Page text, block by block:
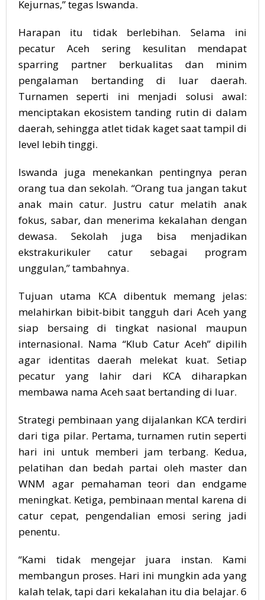
Kejurnas,” tegas Iswanda.
Harapan itu tidak berlebihan. Selama ini
pecatur Aceh sering kesulitan mendapat
sparring partner berkualitas dan minim
pengalaman bertanding di luar daerah.
Turnamen seperti ini menjadi solusi awal:
menciptakan ekosistem tanding rutin di dalam
daerah, sehingga atlet tidak kaget saat tampil di
level lebih tinggi.
Iswanda juga menekankan pentingnya peran
orang tua dan sekolah. “Orang tua jangan takut
anak main catur. Justru catur melatih anak
fokus, sabar, dan menerima kekalahan dengan
dewasa. Sekolah juga bisa menjadikan
ekstrakurikuler catur sebagai program
unggulan,” tambahnya.
Tujuan utama KCA dibentuk memang jelas:
melahirkan bibit-bibit tangguh dari Aceh yang
siap bersaing di tingkat nasional maupun
internasional. Nama “Klub Catur Aceh” dipilih
agar identitas daerah melekat kuat. Setiap
pecatur yang lahir dari KCA diharapkan
membawa nama Aceh saat bertanding di luar.
Strategi pembinaan yang dijalankan KCA terdiri
dari tiga pilar. Pertama, turnamen rutin seperti
hari ini untuk memberi jam terbang. Kedua,
pelatihan dan bedah partai oleh master dan
WNM agar pemahaman teori dan endgame
meningkat. Ketiga, pembinaan mental karena di
catur cepat, pengendalian emosi sering jadi
penentu.
“Kami tidak mengejar juara instan. Kami
membangun proses. Hari ini mungkin ada yang
kalah telak, tapi dari kekalahan itu dia belajar. 6